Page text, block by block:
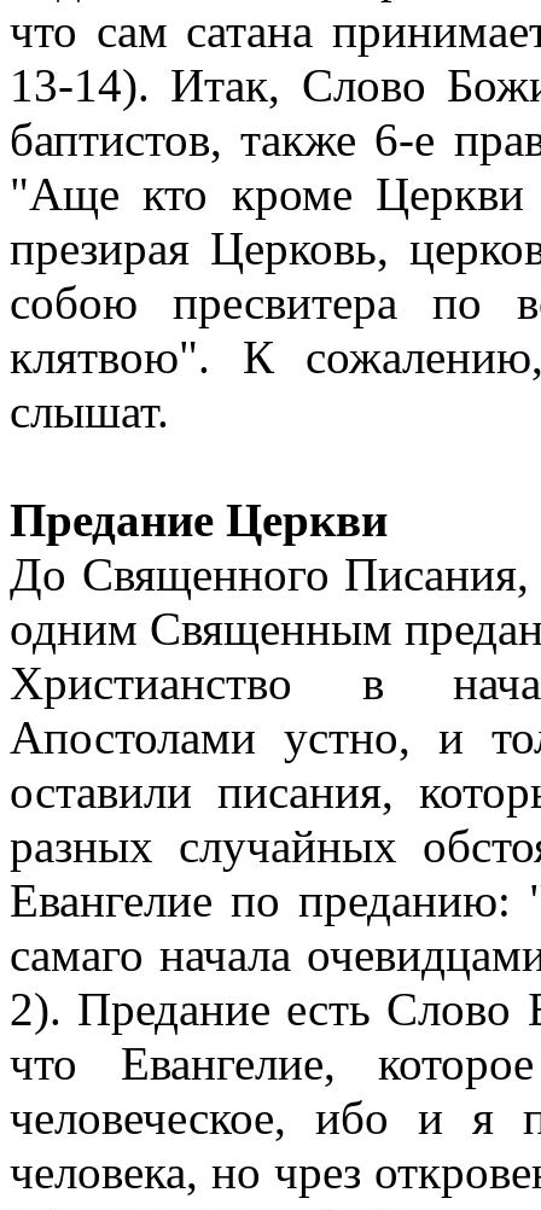
что сам сатана
13-14). Итак, Слово
баптистов, также 6-е
"Аще кто кроме Церкви
презирая Церковь,
собою пресвитера по
клятвою". К
слышат.
Предание Церкви
До Священного
одним Священным
Христианство в
Апостолами устно, и
оставили писания,
разных случайных
Евангелие по
самаго начала
2). Предание есть
что Евангелие,
человеческое, ибо и я
человека, но чрез